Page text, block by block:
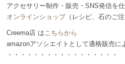
アクセサリー制作・販売・SNS発信を
オンラインショップ（レシピ、石のご注
Creema店 はこちらから
amazonアソシエイトとして適格販売に
・・・・・・・・・・・・・・・・・